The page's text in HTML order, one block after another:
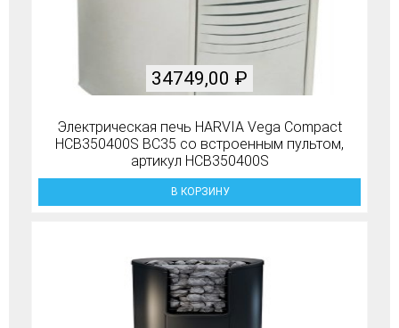
Электрическая печь HARVIA Vega Compact
HCB350400S BC35 со встроенным пультом,
артикул HCB350400S
34749,00 ₽
В КОРЗИНУ